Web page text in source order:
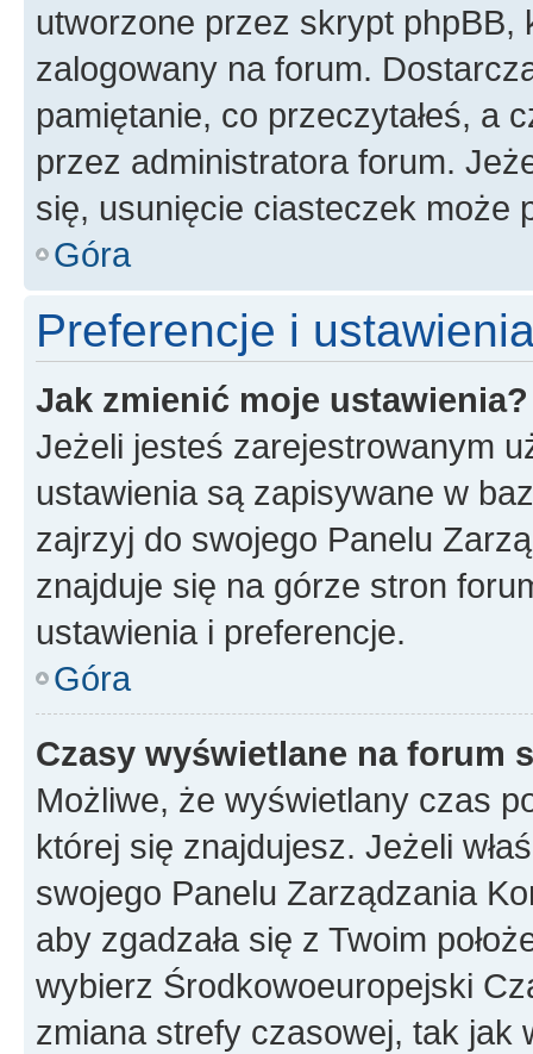
utworzone przez skrypt
zalogowany na forum.
pamiętanie, co przeczytałeś, a
przez administratora forum.
się, usunięcie ciasteczek może
Góra
Preferencje i
Jak zmienić moje ustawienia?
Jeżeli jesteś zarejestrowanym
ustawienia są zapisywane w
zajrzyj do swojego Panelu
znajduje się na górze stron
ustawienia i preferencje.
Góra
Czasy wyświetlane na forum
Możliwe, że wyświetlany czas
której się znajdujesz. Jeżeli
swojego Panelu Zarządzania
aby zgadzała się z Twoim
wybierz Środkowoeuropejski
zmiana strefy czasowej, tak jak